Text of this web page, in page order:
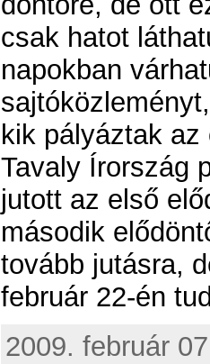
csak hatot
napokban
kik pályáztak
Tavaly Írország
jutott az első
második
tovább jutásra,
február 22-én
2009. február